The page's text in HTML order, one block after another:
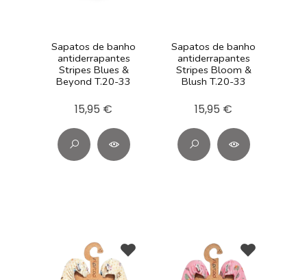
Sapatos de banho
antiderrapantes
Stripes Blues &
Beyond T.20-33
15,95 €
Sapatos de banho
antiderrapantes
Stripes Bloom &
Blush T.20-33
15,95 €